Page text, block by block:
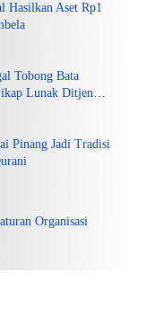
Hasilkan Aset Rp1
Tobong Bata
Lunak Ditjen
Pinang Jadi Tradisi
Organisasi